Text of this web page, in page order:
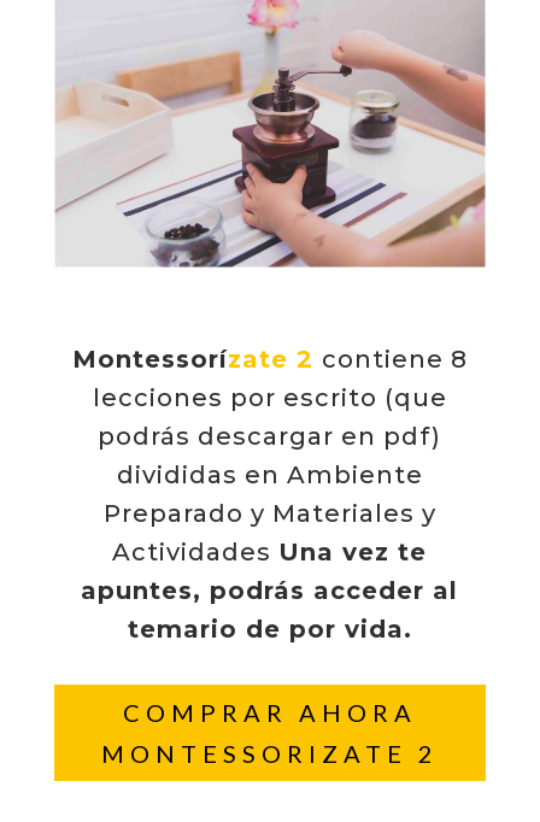
Montessorízate 2 contiene 8
lecciones por escrito (que
podrás descargar en pdf)
divididas en Ambiente
Preparado y Materiales y
Actividades Una vez te
apuntes, podrás acceder al
temario de por vida.
COMPRAR AHORA
MONTESSORIZATE 2